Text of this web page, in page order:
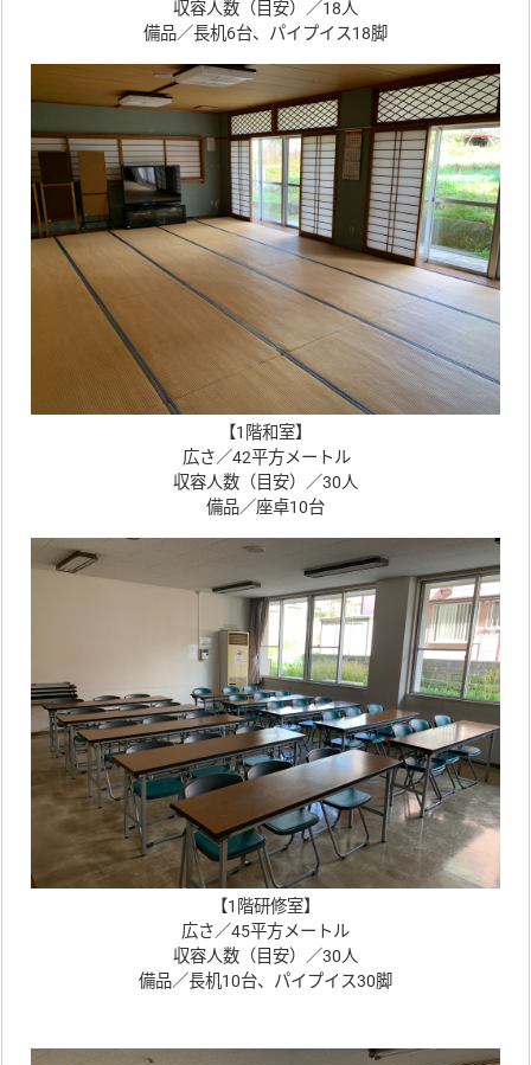
収容人数（目安）／18人
備品／長机6台、パイプイス18脚
【1階和室】
広さ／42平方メートル
収容人数（目安）／30人
備品／座卓10台
【1階研修室】
広さ／45平方メートル
収容人数（目安）／30人
備品／長机10台、パイプイス30脚